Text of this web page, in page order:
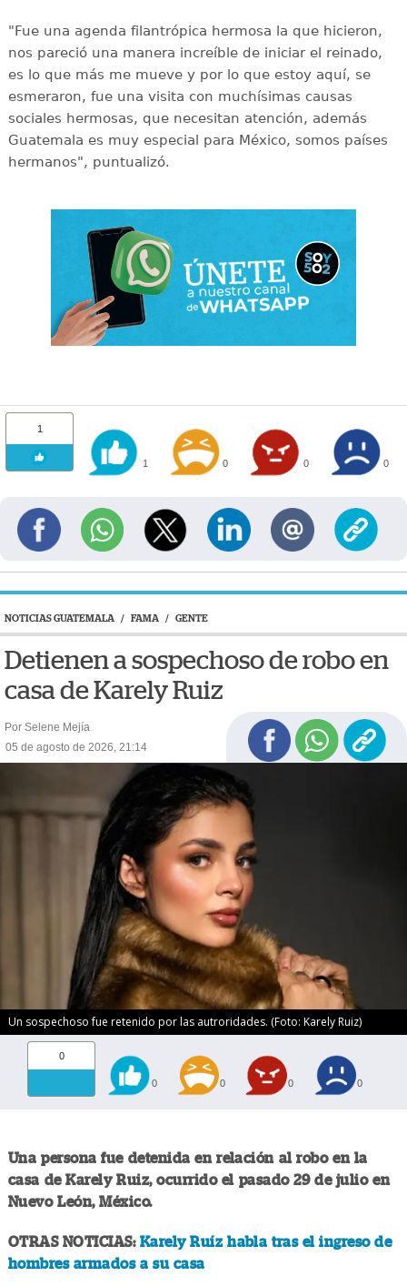
"Fue una agenda filantrópica hermosa la que hicieron,
nos pareció una manera increíble de iniciar el reinado,
es lo que más me mueve y por lo que estoy aquí, se
esmeraron, fue una visita con muchísimas causas
sociales hermosas, que necesitan atención, además
Guatemala es muy especial para México, somos países
hermanos", puntualizó.
1
1 0 0 0
NOTICIAS GUATEMALA / FAMA / GENTE
Detienen a sospechoso de robo en
casa de Karely Ruiz
Por Selene Mejía
05 de agosto de 2026, 21:14
Un sospechoso fue retenido por las autroridades. (Foto: Karely Ruiz)
0
0 0 0 0
Una persona fue detenida en relación al robo en la
casa de Karely Ruiz, ocurrido el pasado 29 de julio en
Nuevo León, México.
OTRAS NOTICIAS: Karely Ruíz habla tras el ingreso de
hombres armados a su casa